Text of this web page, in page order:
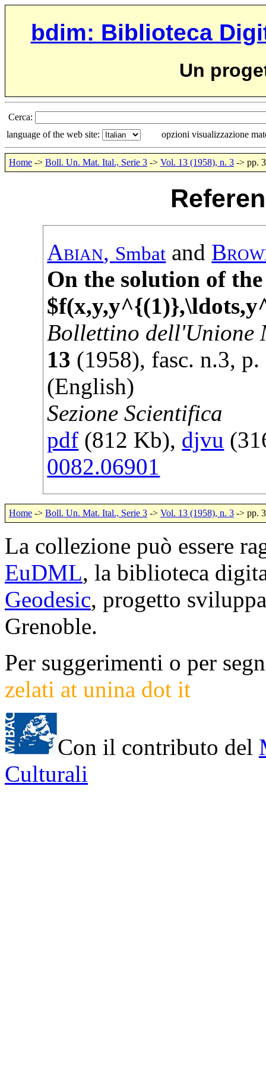
bdim: Biblioteca
Un
Cerca:
language of the web site:
opzioni visualizzazione
Home -> Boll. Un. Mat. Ital., Serie 3 -> Vol. 13 (1958), n. 3 -> pp.
Abian, Smbat and
On the solution of
Bollettino dell'Unione
13 (1958), fasc. n.3, p.
(English)
Sezione Scientifica
pdf (812 Kb), djvu
0082.06901
Home -> Boll. Un. Mat. Ital., Serie 3 -> Vol. 13 (1958), n. 3 -> pp.
La collezione può essere
EuDML, la biblioteca
Geodesic, progetto
Grenoble.
Per suggerimenti o per
zelati at unina dot it
Con il contributo del
Culturali